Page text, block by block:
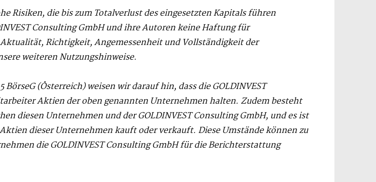
Risiken, die bis zum Totalverlust des eingesetzten Kapitals führen
Consulting GmbH und ihre Autoren keine Haftung für
Richtigkeit, Angemessenheit und Vollständigkeit der
weiteren Nutzungshinweise.
(Österreich) weisen wir darauf hin, dass die GOLDINVEST
Aktien der oben genannten Unternehmen halten. Zudem besteht
diesen Unternehmen und der GOLDINVEST Consulting GmbH, und es ist
dieser Unternehmen kauft oder verkauft. Diese Umstände können zu
die GOLDINVEST Consulting GmbH für die Berichterstattung